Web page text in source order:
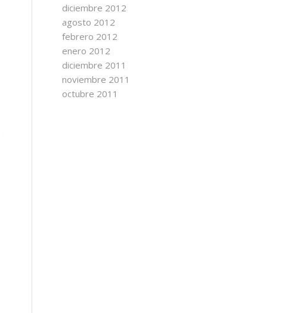
diciembre 2012
agosto 2012
febrero 2012
enero 2012
diciembre 2011
noviembre 2011
octubre 2011